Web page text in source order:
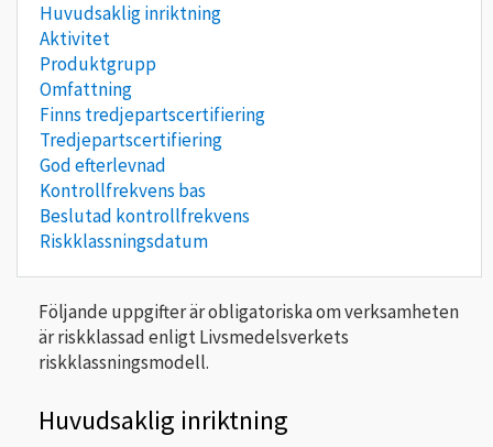
Huvudsaklig inriktning
Aktivitet
Produktgrupp
Omfattning
Finns tredjepartscertifiering
Tredjepartscertifiering
God efterlevnad
Kontrollfrekvens bas
Beslutad kontrollfrekvens
Riskklassningsdatum
Följande uppgifter är obligatoriska om verksamheten
är riskklassad enligt Livsmedelsverkets
riskklassningsmodell.
Huvudsaklig inriktning